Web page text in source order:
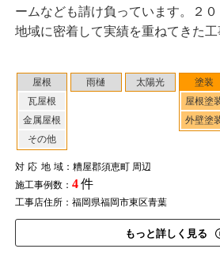
屋根
瓦屋根
金属屋根
その他
雨樋 太陽光
塗装
屋根塗
外壁塗
対応地域：糟屋郡須恵町 周辺
施工事例数： 4件
工事店住所：福岡県福岡市東区青葉
もっと詳しく見る
ームなども請け負っています。２０
地域に密着して実績を重ねてきた工